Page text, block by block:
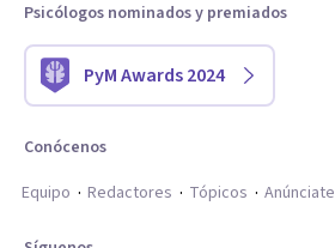
Psicólogos nominados y premiados
PyM Awards 2024
Conócenos
Equipo
Redactores Tópicos Anúnciate